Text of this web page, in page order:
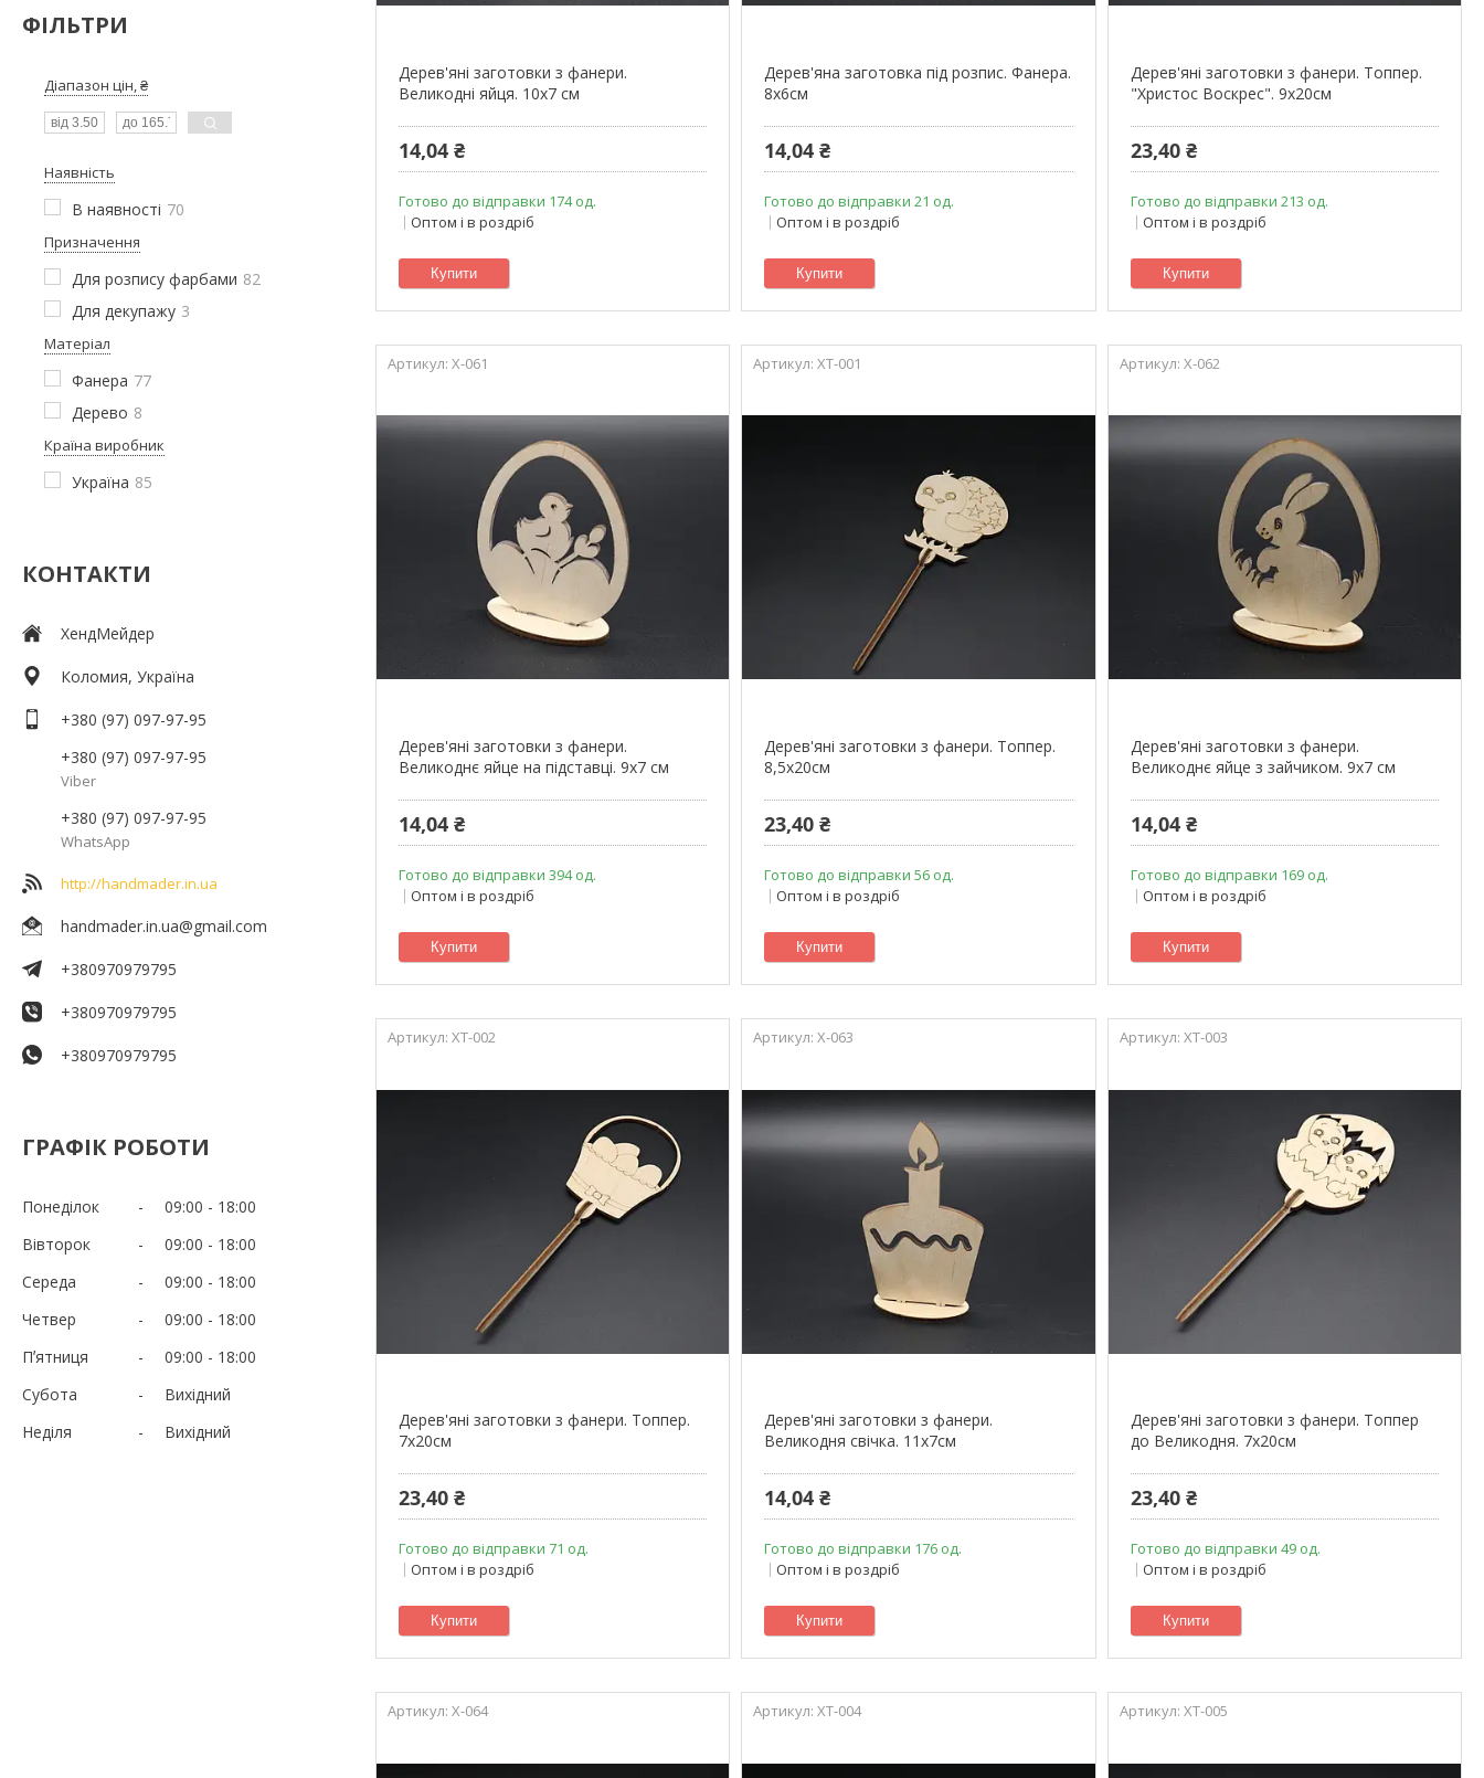
ФІЛЬТРИ
Діапазон цін, ₴
Наявність
В наявності 70
Призначення
Для розпису фарбами 82
Для декупажу 3
Матеріал
Фанера 77
Дерево 8
Країна виробник
Україна 85
КОНТАКТИ
ХендМейдер
Коломия, Україна
+380 (97) 097-97-95
+380 (97) 097-97-95
Viber
+380 (97) 097-97-95
WhatsApp
http://handmader.in.ua
handmader.in.ua@gmail.com
+380970979795
+380970979795
+380970979795
ГРАФІК РОБОТИ
Понеділок 09:00
18:00
Вівторок
09:00
18:00
Середа
09:00
18:00
Четвер
09:00
18:00
Пʼятниця
09:00
18:00
Субота
Вихідний
Неділя
Вихідний
Дерев'яні заготовки з фанери.
Великодні яйця. 10х7 см
14,04 ₴
Готово до відправки 174 од.
Оптом і в роздріб
Купити
Дерев'яна заготовка під розпис. Фанера.
8х6см
14,04 ₴
Готово до відправки 21 од.
Оптом і в роздріб
Купити
Дерев'яні заготовки з фанери. Топпер.
"Христос Воскрес". 9х20см
23,40 ₴
Готово до відправки 213 од.
Оптом і в роздріб
Купити
X-061
Дерев'яні заготовки з фанери.
Великоднє яйце на підставці. 9х7 см
14,04 ₴
Готово до відправки 394 од.
Оптом і в роздріб
Купити
XT-001
Дерев'яні заготовки з фанери. Топпер.
8,5х20см
23,40 ₴
Готово до відправки 56 од.
Оптом і в роздріб
Купити
X-062
Дерев'яні заготовки з фанери.
Великоднє яйце з зайчиком. 9х7 см
14,04 ₴
Готово до відправки 169 од.
Оптом і в роздріб
Купити
XT-002
Дерев'яні заготовки з фанери. Топпер.
7х20см
23,40 ₴
Готово до відправки 71 од.
Оптом і в роздріб
Купити
X-063
Дерев'яні заготовки з фанери.
Великодня свічка. 11х7см
14,04 ₴
Готово до відправки 176 од.
Оптом і в роздріб
Купити
XT-003
Дерев'яні заготовки з фанери. Топпер
до Великодня. 7х20см
23,40 ₴
Готово до відправки 49 од.
Оптом і в роздріб
Купити
X-064 XT-004 XT-005